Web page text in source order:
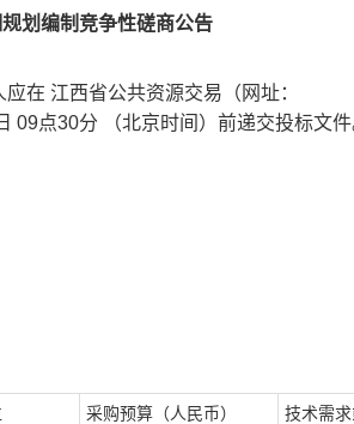
划编制竞争性磋商公告
在 江西省公共资源交易（网址：
09点30分 （北京时间）前递交投标文件
采购预算（人民币） 技术需